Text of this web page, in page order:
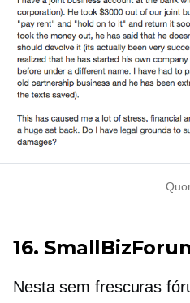
16.
Nestasem frescuras